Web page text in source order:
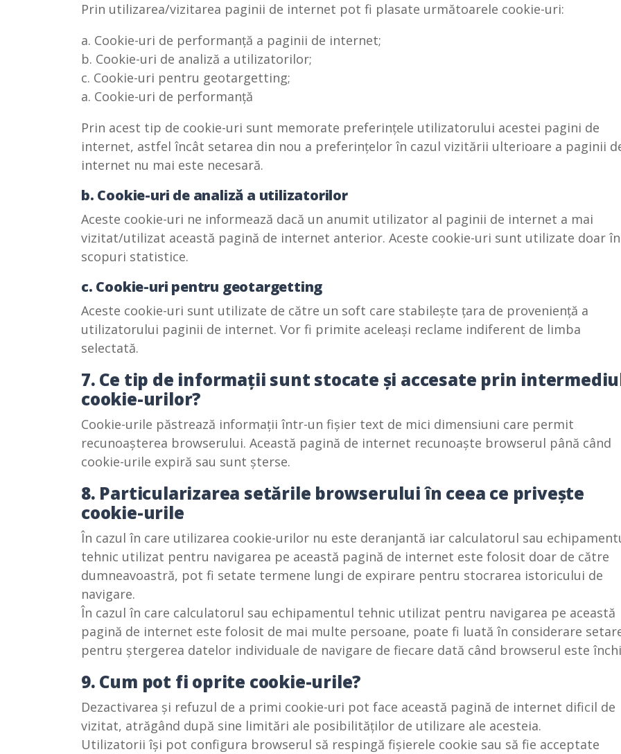
Prin utilizarea/vizitarea paginii de internet pot fi plasate următoarele cookie-uri:
a. Cookie-uri de performanță a paginii de internet;
b. Cookie-uri de analiză a utilizatorilor;
c. Cookie-uri pentru geotargetting;
a. Cookie-uri de performanță
Prin acest tip de cookie-uri sunt memorate preferințele utilizatorului acestei pagini de
internet, astfel încât setarea din nou a preferințelor în cazul vizitării ulterioare a paginii
internet nu mai este necesară.
b. Cookie-uri de analiză a utilizatorilor
Aceste cookie-uri ne informează dacă un anumit utilizator al paginii de internet a mai
vizitat/utilizat această pagină de internet anterior. Aceste cookie-uri sunt utilizate doar în
scopuri statistice.
c. Cookie-uri pentru geotargetting
Aceste cookie-uri sunt utilizate de către un soft care stabilește țara de proveniență a
utilizatorului paginii de internet. Vor fi primite aceleași reclame indiferent de limba
selectată.
7. Ce tip de informații sunt stocate și accesate prin
cookie-urilor?
Cookie-urile păstrează informații într-un fișier text de mici dimensiuni care permit
recunoașterea browserului. Această pagină de internet recunoaște browserul până când
cookie-urile expiră sau sunt șterse.
8. Particularizarea setările browserului în ceea ce privește
cookie-urile
În cazul în care utilizarea cookie-urilor nu este deranjantă iar calculatorul sau
tehnic utilizat pentru navigarea pe această pagină de internet este folosit doar de către
dumneavoastră, pot fi setate termene lungi de expirare pentru stocrarea istoricului de
navigare.
În cazul în care calculatorul sau echipamentul tehnic utilizat pentru navigarea pe această
pagină de internet este folosit de mai multe persoane, poate fi luată în considerare
pentru ștergerea datelor individuale de navigare de fiecare dată când browserul este
9. Cum pot fi oprite cookie-urile?
Dezactivarea și refuzul de a primi cookie-uri pot face această pagină de internet dificil de
vizitat, atrăgând după sine limitări ale posibilităților de utilizare ale acesteia.
Utilizatorii își pot configura browserul să respingă fișierele cookie sau să fie acceptate